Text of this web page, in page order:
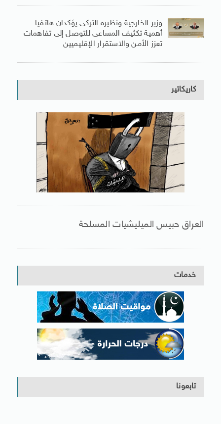
وزير الخارجية ونظيره التركى يؤكدان هاتفيا
أهمية تكثيف المساعى للتوصل إلى تفاهمات
تعزز الأمن والاستقرار الإقليميين
كاريكاتير
العراق حبيس الميليشيات المسلحة
خدمات
تابعونا